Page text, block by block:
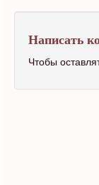
Написать
Чтобы